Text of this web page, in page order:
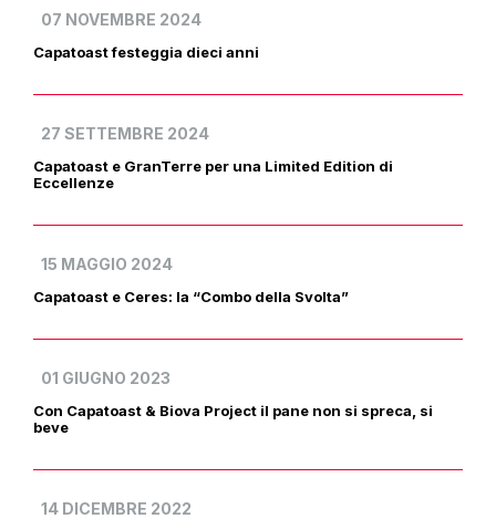
07 NOVEMBRE 2024
Capatoast festeggia dieci anni
27 SETTEMBRE 2024
Capatoast e GranTerre per una Limited Edition di
Eccellenze
15 MAGGIO 2024
Capatoast e Ceres: la “Combo della Svolta”
01 GIUGNO 2023
Con Capatoast & Biova Project il pane non si spreca, si
beve
14 DICEMBRE 2022